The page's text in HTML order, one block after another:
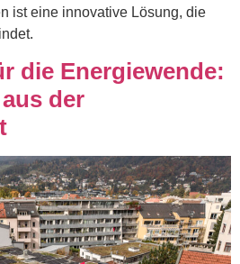
ist eine innovative Lösung, die
die Energiewende:
der